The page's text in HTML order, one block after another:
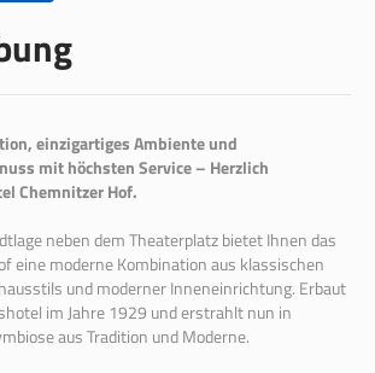
einzigartiges Ambiente und
mit höchsten Service – Herzlich
Chemnitzer Hof.
neben dem Theaterplatz bietet Ihnen das
eine moderne Kombination aus klassischen
und moderner Inneneinrichtung. Erbaut
im Jahre 1929 und erstrahlt nun in
aus Tradition und Moderne.